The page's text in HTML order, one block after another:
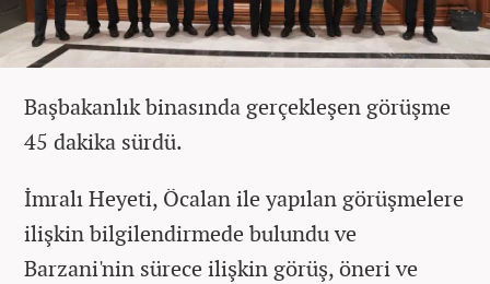
Başbakanlık binasında gerçekleşen görüşme
45 dakika sürdü.
İmralı Heyeti, Öcalan ile yapılan görüşmelere
ilişkin bilgilendirmede bulundu ve
Barzani'nin sürece ilişkin görüş, öneri ve